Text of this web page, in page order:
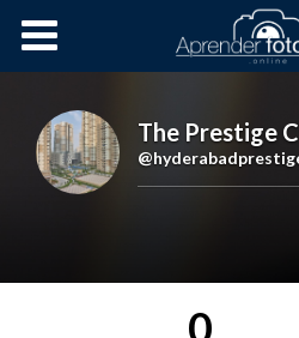
Cursos OnLine
The Prestige
0